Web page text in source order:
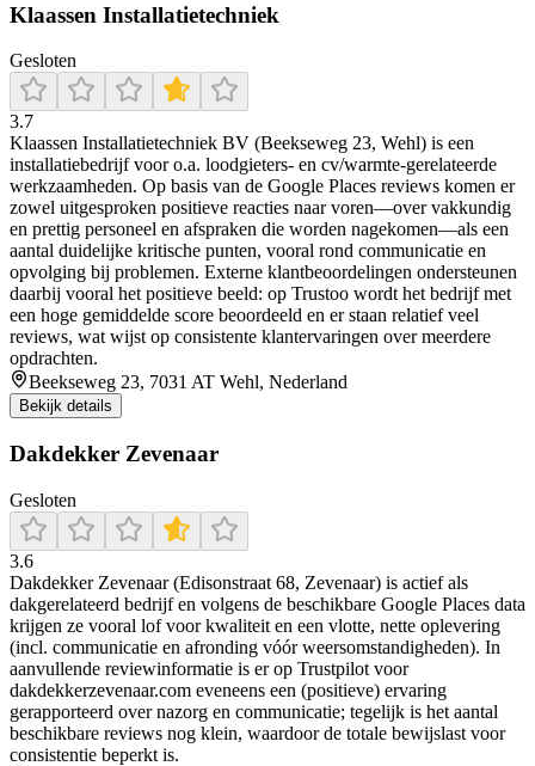
Klaassen Installatietechniek
Gesloten
3.7
Klaassen Installatietechniek BV (Beekseweg 23, Wehl) is een
installatiebedrijf voor o.a. loodgieters- en cv/warmte-gerelateerde
werkzaamheden. Op basis van de Google Places reviews komen er
zowel uitgesproken positieve reacties naar voren—over vakkundig
en prettig personeel en afspraken die worden nagekomen—als een
aantal duidelijke kritische punten, vooral rond communicatie en
opvolging bij problemen. Externe klantbeoordelingen ondersteunen
daarbij vooral het positieve beeld: op Trustoo wordt het bedrijf met
een hoge gemiddelde score beoordeeld en er staan relatief veel
reviews, wat wijst op consistente klantervaringen over meerdere
opdrachten.
Beekseweg 23, 7031 AT Wehl, Nederland
Bekijk details
Dakdekker Zevenaar
Gesloten
3.6
Dakdekker Zevenaar (Edisonstraat 68, Zevenaar) is actief als
dakgerelateerd bedrijf en volgens de beschikbare Google Places data
krijgen ze vooral lof voor kwaliteit en een vlotte, nette oplevering
(incl. communicatie en afronding vóór weersomstandigheden). In
aanvullende reviewinformatie is er op Trustpilot voor
dakdekkerzevenaar.com eveneens een (positieve) ervaring
gerapporteerd over nazorg en communicatie; tegelijk is het aantal
beschikbare reviews nog klein, waardoor de totale bewijslast voor
consistentie beperkt is.